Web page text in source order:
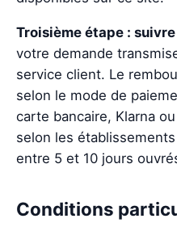
Troisième étape :
votre demande
service client. Le
selon le mode de
carte bancaire, Klarna
selon les
entre 5 et 10 jours
Conditions